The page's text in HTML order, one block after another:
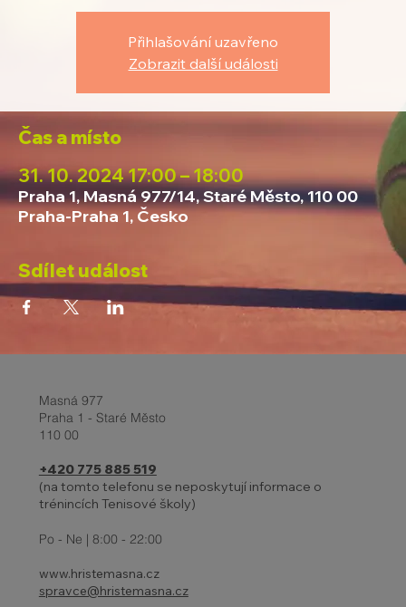
Přihlašování uzavřeno
Zobrazit další události
Čas a místo
31. 10. 2024 17:00 – 18:00
Praha 1, Masná 977/14, Staré Město, 110 00
Praha-Praha 1, Česko
Sdílet událost
Masná 977
Praha 1 - Staré Město
110 00
+420 775 885 519
(na tomto telefonu se neposkytují informace o
trénincích Tenisové školy)
Po - Ne | 8:00 - 22:00
www.hristemasna.cz
spravce@hristemasna.cz